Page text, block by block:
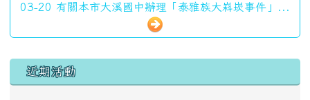
03-20 有關本市大溪國中辦理「泰雅族大嵙崁事件」...
左邊區域內容
近期活動